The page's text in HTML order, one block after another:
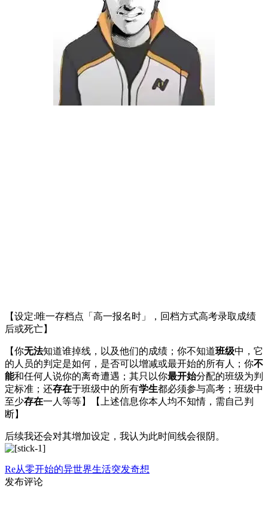
【设定:唯一存档点「高一报名时」，回档方式高考录取成绩
后或死亡】
【你无法知道谁掉线，以及他们的成绩；你不知道班级中，它
的人员的判定是如何，是否可以增减或最开始的所有人；你不
能和任何人说你的离奇遭遇；其只以你最开始分配的班级为判
定标准；还存在于班级中的所有学生都必须参与高考；班级中
至少存在一人等等】【上述信息你本人均不知情，需自己判
断】
后续我还会对其增加设定，我认为此时间线会很阴。
Re从零开始的异世界生活突发奇想
发布评论